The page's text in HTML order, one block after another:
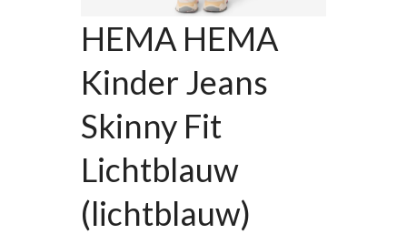
HEMA HEMA
Kinder Jeans
Skinny Fit
Lichtblauw
(lichtblauw)